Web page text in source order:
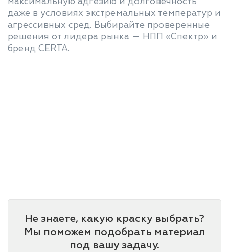
даже в условиях экстремальных температур и
агрессивных сред. Выбирайте проверенные
решения от лидера рынка — НПП «Спектр» и
бренд CERTA.
Не знаете, какую краску выбрать?
Мы поможем подобрать материал
под вашу задачу.